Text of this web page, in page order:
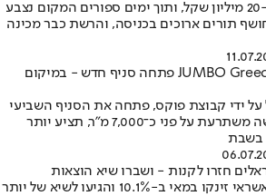
7,000 מ"ר בהשקעה של כ-20 מיליון שקל, ותוך ימים ספורים המקום נצבע
תורים ארוכים בכניסה, והרשת כבר מכינה
מגיעה לראשונה למרכז: JUMBO Greece פתחה סניף חדש - במיקום
ידי קבוצת פוקס, פתחה את הסניף השביעי
שלה בארץ • החנות החדשה משתרעת על פני כ־7,000 מ"ר, תציע יותר
בשבת
חזרו לקנות - ושברו שיא הוצאות
הוצאות הציבור בכרטיסי אשראי זינקו במאי ב-10.1% והגיעו לשיא של יותר